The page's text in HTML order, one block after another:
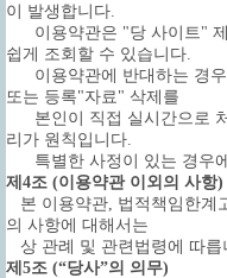
이 발생합니다.
이용약관은 "당 사이트"
쉽게 조회할 수 있습니다.
이용약관에 반대하는 경
또는 등록"자료" 삭제를
본인이 직접 실시간으로
리가 원칙입니다.
특별한 사정이 있는 경우
제4조 (이용약관 이외의 사항)
본 이용약관, 법적책임한계
의 사항에 대해서는
상 관례 및 관련법령에 따릅
제5조 (“당사”의 의무)